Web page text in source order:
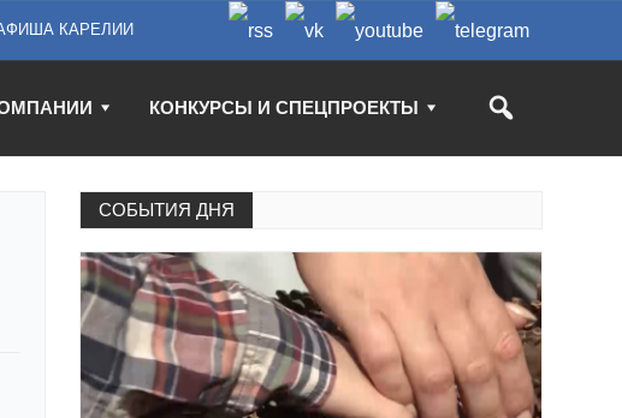
КАРЕЛИИ
КОНКУРСЫ И СПЕЦПРОЕКТЫ
СОБЫТИЯ ДНЯ